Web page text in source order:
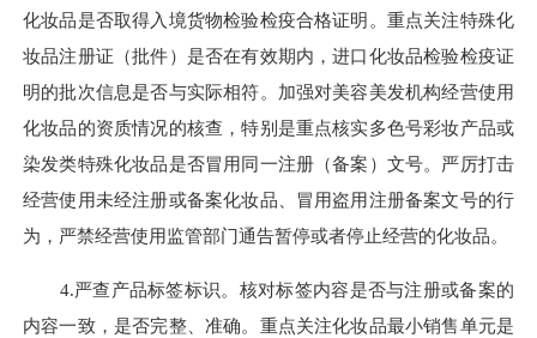
化妆品是否取得入境货物检验检疫合格证明。重点关注特殊化
妆品注册证（批件）是否在有效期内，进口化妆品检验检疫证
明的批次信息是否与实际相符。加强对美容美发机构经营使用
化妆品的资质情况的核查，特别是重点核实多色号彩妆产品或
染发类特殊化妆品是否冒用同一注册（备案）文号。严厉打击
经营使用未经注册或备案化妆品、冒用盗用注册备案文号的行
为，严禁经营使用监管部门通告暂停或者停止经营的化妆品。
4.严查产品标签标识。核对标签内容是否与注册或备案的
内容一致，是否完整、准确。重点关注化妆品最小销售单元是